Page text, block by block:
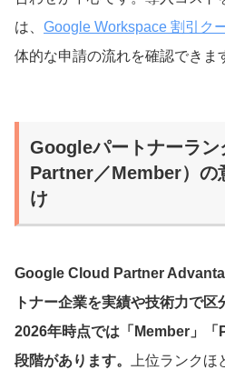
は、 Google Workspace 割引ク
体的な申請の流れを確認できま
Googleパートナーラ
Partner／Member）の
け
Google Cloud Partner
トナー企業を実績や技術力で区
2026年時点では「Member」
段階があります。 上位ランクほ